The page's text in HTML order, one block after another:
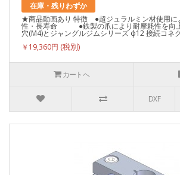
在庫・残りわずか
★商品動画あり 特徴 ●超ジュラルミン材使用に
性・長寿命 ●鉄製の爪により耐摩耗性を
穴(M4)とジャングルジムシリーズ ф12 接続コネ
￥19,360円
カートへ
DXF